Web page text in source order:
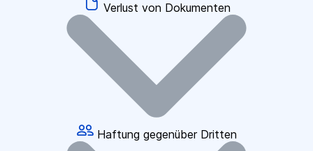
Verlust von Dokumenten
Haftung gegenüber Dritten